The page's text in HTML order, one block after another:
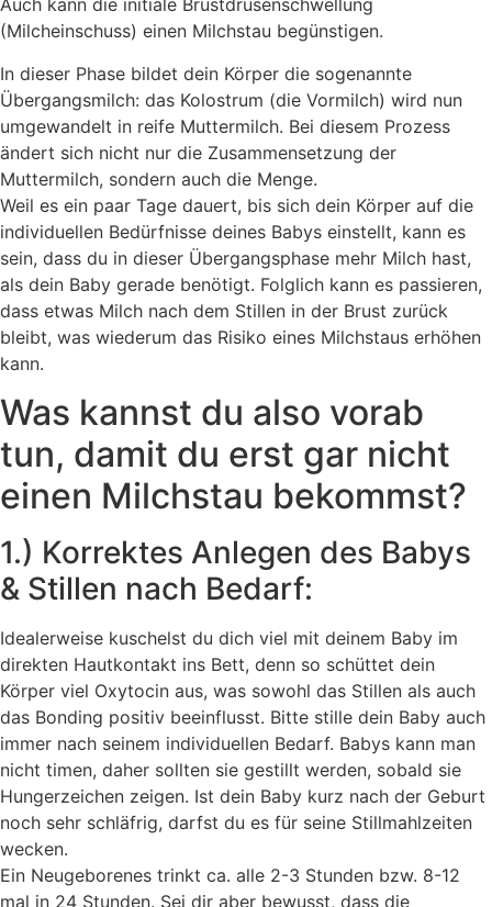
Auch kann die initiale Brustdrüsenschwellung
(Milcheinschuss) einen Milchstau begünstigen.
In dieser Phase bildet dein Körper die sogenannte
Übergangsmilch: das Kolostrum (die Vormilch) wird nun
umgewandelt in reife Muttermilch. Bei diesem Prozess
ändert sich nicht nur die Zusammensetzung der
Muttermilch, sondern auch die Menge.
Weil es ein paar Tage dauert, bis sich dein Körper auf die
individuellen Bedürfnisse deines Babys einstellt, kann es
sein, dass du in dieser Übergangsphase mehr Milch hast,
als dein Baby gerade benötigt. Folglich kann es passieren,
dass etwas Milch nach dem Stillen in der Brust zurück
bleibt, was wiederum das Risiko eines Milchstaus erhöhen
kann.
Was kannst du also vorab
tun, damit du erst gar nicht
einen Milchstau bekommst?
1.) Korrektes Anlegen des Babys
& Stillen nach Bedarf:
Idealerweise kuschelst du dich viel mit deinem Baby im
direkten Hautkontakt ins Bett, denn so schüttet dein
Körper viel Oxytocin aus, was sowohl das Stillen als auch
das Bonding positiv beeinflusst. Bitte stille dein Baby auch
immer nach seinem individuellen Bedarf. Babys kann man
nicht timen, daher sollten sie gestillt werden, sobald sie
Hungerzeichen zeigen. Ist dein Baby kurz nach der Geburt
noch sehr schläfrig, darfst du es für seine Stillmahlzeiten
wecken.
Ein Neugeborenes trinkt ca. alle 2-3 Stunden bzw. 8-12
mal in 24 Stunden. Sei dir aber bewusst, dass die